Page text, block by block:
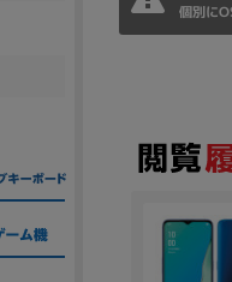
個別に